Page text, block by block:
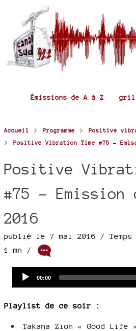
Émissions de A à Z
Accueil > Programme > Positive
> Positive Vibration Time #75 -
Positive
#75 - Emission
2016
publié le 7 mai 2016 /
1 mn /
Current
00:00
Playlist de ce soir :
Takana Zion « Good Life »